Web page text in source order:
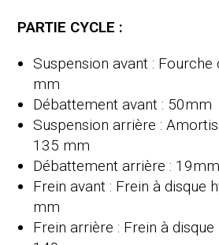
PARTIE CYCLE :
Suspension avant : Fourche
mm
Débattement avant : 50mm
Suspension arrière :
135 mm
Débattement arrière : 19mm
Frein avant : Frein à disque
mm
Frein arrière : Frein à